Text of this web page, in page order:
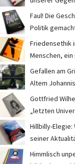
Faul! Die
Politik
Friedensethik
Menschen,
Gefallen am
Altem
Gottfried
„letzten
Hillbilly-Elegie:
seiner
Himmlisch